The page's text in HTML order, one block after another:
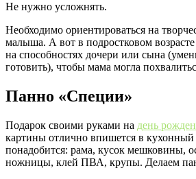
Не нужно усложнять.
Необходимо ориентироваться на
малыша. А вот в подростковом
на способностях дочери или сына
готовить), чтобы мама могла
Панно «Специи»
Подарок своими руками на день
картины отлично впишется в
понадобится: рама, кусок мешковины,
ножницы, клей ПВА, крупы. Делаем